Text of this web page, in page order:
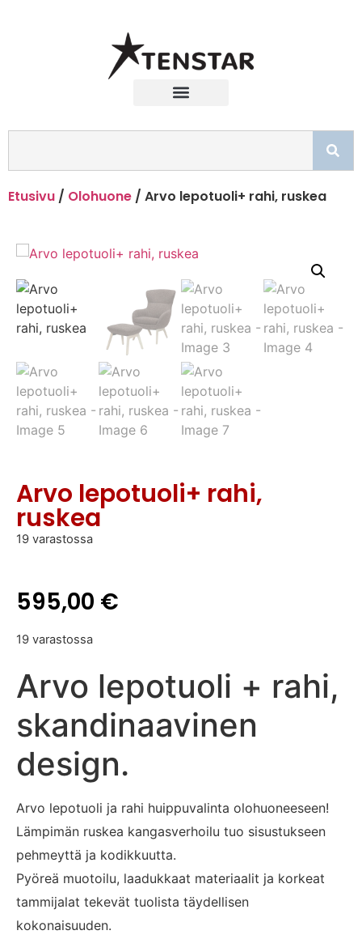
Etusivu / Olohuone / Arvo lepotuoli+ rahi, ruskea
Arvo lepotuoli+ rahi,
ruskea
19 varastossa
595,00 €
19 varastossa
Arvo lepotuoli + rahi,
skandinaavinen
design.
Arvo lepotuoli ja rahi huippuvalinta olohuoneeseen!
Lämpimän ruskea kangasverhoilu tuo sisustukseen
pehmeyttä ja kodikkuutta.
Pyöreä muotoilu, laadukkaat materiaalit ja korkeat
tammijalat tekevät tuolista täydellisen
kokonaisuuden.